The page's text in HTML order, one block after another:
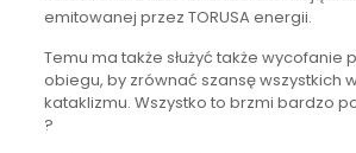
emitowanej przez TORUSA energii.
Temu ma także służyć także wycofanie
obiegu, by zrównać szansę wszystkich
kataklizmu. Wszystko to brzmi bardzo
?